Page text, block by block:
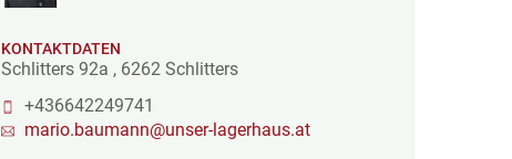
KONTAKTDATEN
Schlitters 92a , 6262 Schlitters
+436642249741
mario.baumann@unser-lagerhaus.at